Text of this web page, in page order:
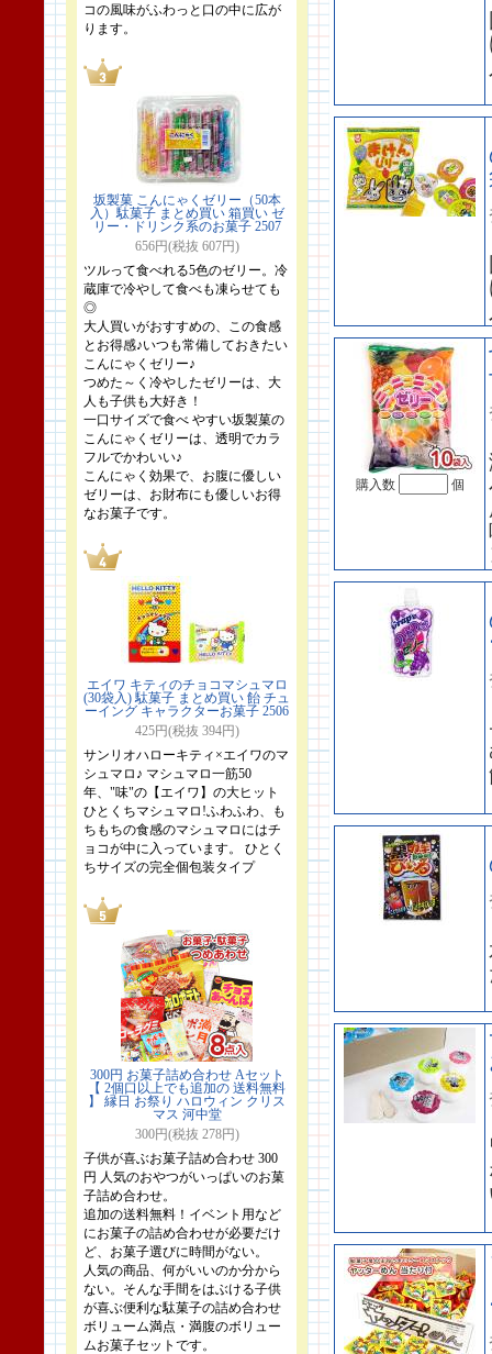
コの風味がふわっと口の中に広が
ります。
坂製菓 こんにゃくゼリー（50本
入）駄菓子 まとめ買い 箱買い ゼ
リー・ドリンク系のお菓子 2507
656円(税抜 607円)
ツルって食べれる5色のゼリー。冷
蔵庫で冷やして食べも凍らせても
◎
大人買いがおすすめの、この食感
とお得感♪いつも常備しておきたい
こんにゃくゼリー♪
つめた～く冷やしたゼリーは、大
人も子供も大好き！
一口サイズで食べ やすい坂製菓の
こんにゃくゼリーは、透明でカラ
フルでかわいい♪
こんにゃく効果で、お腹に優しい
ゼリーは、お財布にも優しいお得
なお菓子です。
エイワ キティのチョコマシュマロ
(30袋入) 駄菓子 まとめ買い 飴 チュ
ーイング キャラクターお菓子 2506
425円(税抜 394円)
サンリオハローキティ×エイワのマ
シュマロ♪ マシュマロ一筋50
年、"味"の【エイワ】の大ヒット
ひとくちマシュマロ!ふわふわ、も
ちもちの食感のマシュマロにはチ
ョコが中に入っています。 ひとく
ちサイズの完全個包装タイプ
300円 お菓子詰め合わせ Aセット
【 2個口以上でも追加の 送料無料
】 縁日 お祭り ハロウィン クリス
マス 河中堂
300円(税抜 278円)
子供が喜ぶお菓子詰め合わせ 300
円 人気のおやつがいっぱいのお菓
子詰め合わせ。
追加の送料無料！イベント用など
にお菓子の詰め合わせが必要だけ
ど、お菓子選びに時間がない。
人気の商品、何がいいのか分から
ない。そんな手間をはぶける子供
が喜ぶ便利な駄菓子の詰め合わせ
ボリューム満点・満腹のボリュー
ムお菓子セットです。
購入数 個